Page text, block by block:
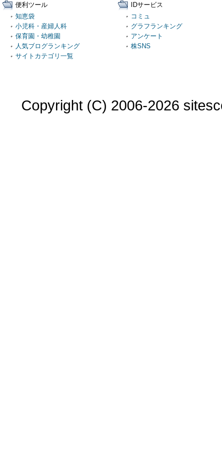
便利ツール
知恵袋
小児科・産婦人科
保育園・幼稚園
人気ブログランキング
サイトカテゴリ一覧
IDサービス
コミュ
グラフランキング
アンケート
株SNS
Copyright (C) 2006-2026